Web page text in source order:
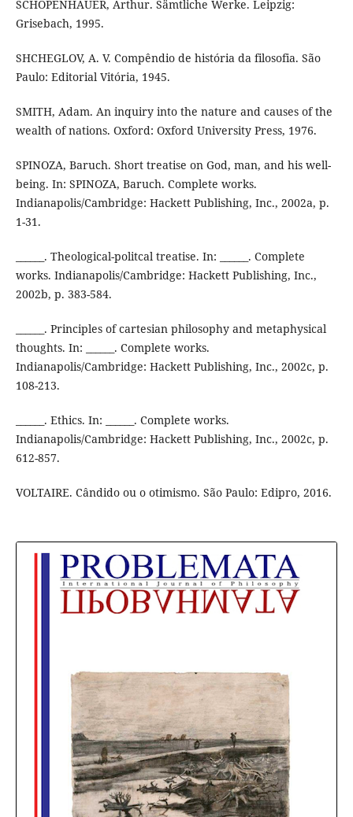
SCHOPENHAUER, Arthur. Sämtliche Werke. Leipzig:
Grisebach, 1995.
SHCHEGLOV, A. V. Compêndio de história da filosofia. São
Paulo: Editorial Vitória, 1945.
SMITH, Adam. An inquiry into the nature and causes of the
wealth of nations. Oxford: Oxford University Press, 1976.
SPINOZA, Baruch. Short treatise on God, man, and his well-
being. In: SPINOZA, Baruch. Complete works.
Indianapolis/Cambridge: Hackett Publishing, Inc., 2002a, p.
1-31.
______. Theological-politcal treatise. In: ______. Complete
works. Indianapolis/Cambridge: Hackett Publishing, Inc.,
2002b, p. 383-584.
______. Principles of cartesian philosophy and metaphysical
thoughts. In: ______. Complete works.
Indianapolis/Cambridge: Hackett Publishing, Inc., 2002c, p.
108-213.
______. Ethics. In: ______. Complete works.
Indianapolis/Cambridge: Hackett Publishing, Inc., 2002c, p.
612-857.
VOLTAIRE. Cândido ou o otimismo. São Paulo: Edipro, 2016.